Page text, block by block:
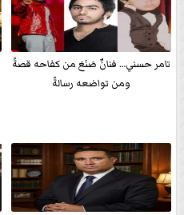
تامر حسني… فنانٌ صَنَعَ من كفاحه قصةً
ومن تواضعه رسالةً